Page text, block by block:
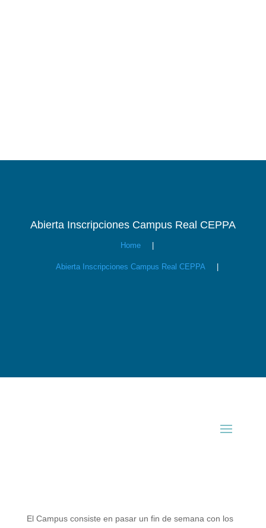
Abierta Inscripciones Campus Real CEPPA
Home
Abierta Inscripciones Campus Real CEPPA
El Campus consiste en pasar un fin de semana con los